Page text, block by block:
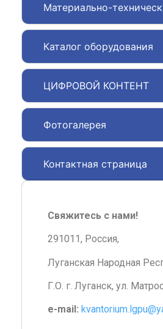
Материально-
Каталог оборудования
ЦИФРОВОЙ КОНТЕНТ
Фотогалерея
Контактная страница
Свяжитесь с нами!
291011, Россия,
Луганская Народная
Г.О. г. Луганск, ул.
e-mail: